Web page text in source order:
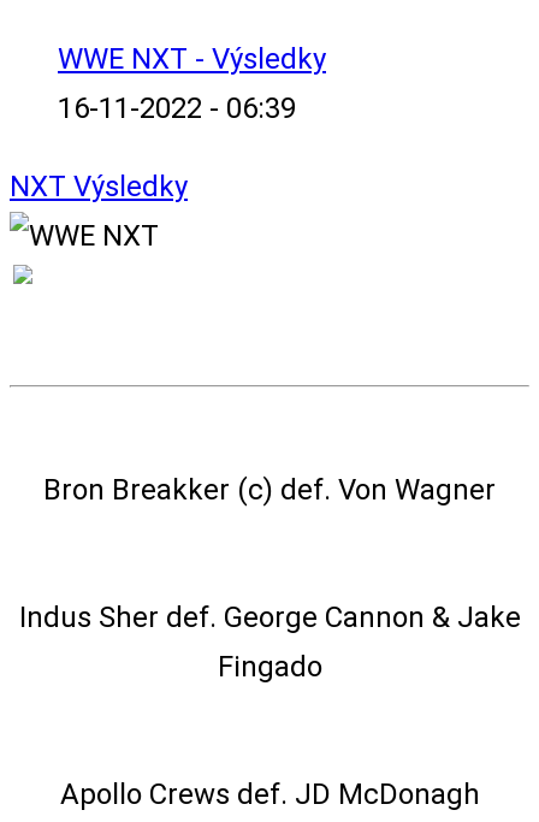
WWE NXT - Výsledky
16-11-2022 - 06:39
NXT Výsledky
Bron Breakker (c) def. Von Wagner
Indus Sher def. George Cannon & Jake
Fingado
Apollo Crews def. JD McDonagh